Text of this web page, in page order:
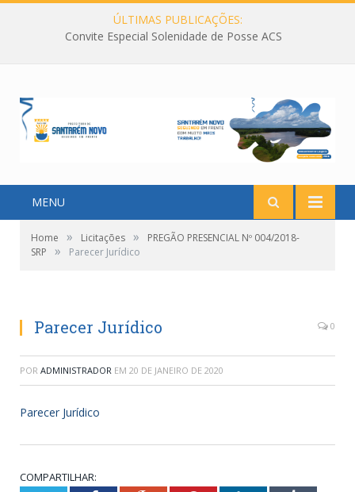
ÚLTIMAS PUBLICAÇÕES:
Convite Especial Solenidade de Posse ACS
MENU
Home » Licitações »
PREGÃO PRESENCIAL Nº 004/2018-
SRP
» Parecer Jurídico
Parecer Jurídico 0
POR ADMINISTRADOR EM 20 DE JANEIRO DE 2020
Parecer Jurídico
COMPARTILHAR: